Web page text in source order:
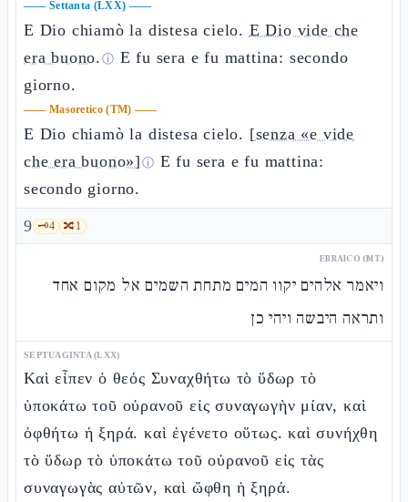
—— Settanta (LXX) ——
E Dio chiamò la distesa cielo. E Dio vide che
era buono. ⓘ E fu sera e fu mattina: secondo
giorno.
—— Masoretico (TM) ——
E Dio chiamò la distesa cielo. [senza «e vide
che era buono»] ⓘ E fu sera e fu mattina:
secondo giorno.
9 🗝️4 🔀1
EBRAICO (MT)
ויאמר אלהים יקוו המים מתחת השמים אל מקום אחד
ותראה היבשה ויהי כן
SEPTUAGINTA (LXX)
Καὶ εἶπεν ὁ θεός Συναχθήτω τὸ ὕδωρ τὸ
ὑποκάτω τοῦ οὐρανοῦ εἰς συναγωγὴν μίαν, καὶ
ὀφθήτω ἡ ξηρά. καὶ ἐγένετο οὕτως. καὶ συνήχθη
τὸ ὕδωρ τὸ ὑποκάτω τοῦ οὐρανοῦ εἰς τὰς
συναγωγὰς αὐτῶν, καὶ ὤφθη ἡ ξηρά.